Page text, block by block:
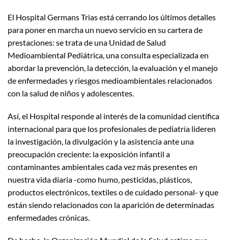
El Hospital Germans Trias está cerrando los últimos detalles
para poner en marcha un nuevo servicio en su cartera de
prestaciones: se trata de una Unidad de Salud
Medioambiental Pediátrica, una consulta especializada en
abordar la prevención, la detección, la evaluación y el manejo
de enfermedades y riesgos medioambientales relacionados
con la salud de niños y adolescentes.
Así, el Hospital responde al interés de la comunidad científica
internacional para que los profesionales de pediatría lideren
la investigación, la divulgación y la asistencia ante una
preocupación creciente: la exposición infantil a
contaminantes ambientales cada vez más presentes en
nuestra vida diaria -como humo, pesticidas, plásticos,
productos electrónicos, textiles o de cuidado personal- y que
están siendo relacionados con la aparición de determinadas
enfermedades crónicas.